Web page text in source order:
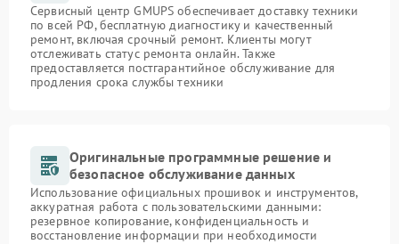
Сервисный центр GMUPS обеспечивает доставку техники
по всей РФ, бесплатную диагностику и качественный
ремонт, включая срочный ремонт. Клиенты могут
отслеживать статус ремонта онлайн. Также
предоставляется постгарантийное обслуживание для
продления срока службы техники
Оригинальные программные решение и
безопасное обслуживание данных
Использование официальных прошивок и инструментов,
аккуратная работа с пользовательскими данными:
резервное копирование, конфиденциальность и
восстановление информации при необходимости